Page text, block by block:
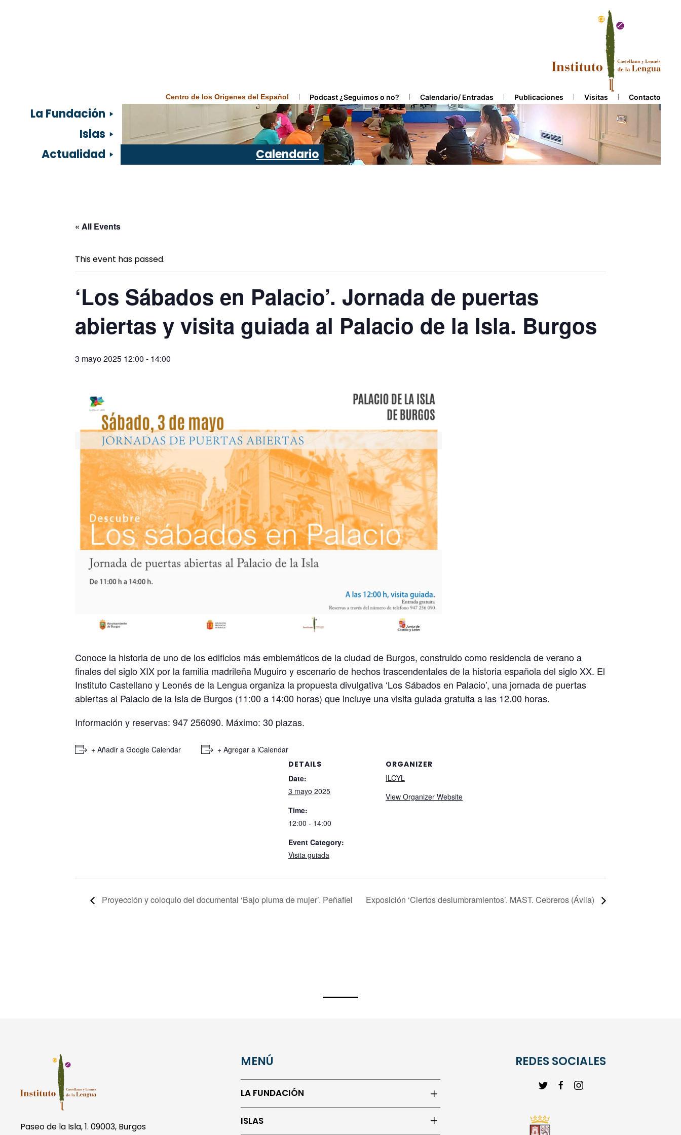
Centro de los Orígenes del Español Podcast ¿Seguimos o no? Calendario/ Entradas Publicaciones Visitas Contacto
La Fundación
Islas
Actualidad
Calendario
« All Events
This event has passed.
‘Los Sábados en Palacio’. Jornada de puertas
abiertas y visita guiada al Palacio de la Isla. Burgos
3 mayo 2025 12:00 - 14:00
Conoce la historia de uno de los edificios más emblemáticos de la ciudad de Burgos, construido como residencia de verano a
finales del siglo XIX por la familia madrileña Muguiro y escenario de hechos trascendentales de la historia española del siglo XX. El
Instituto Castellano y Leonés de la Lengua organiza la propuesta divulgativa ‘Los Sábados en Palacio’, una jornada de puertas
abiertas al Palacio de la Isla de Burgos (11:00 a 14:00 horas) que incluye una visita guiada gratuita a las 12.00 horas.
Información y reservas: 947 256090. Máximo: 30 plazas.
+ Añadir a Google Calendar
+ Agregar a iCalendar
DETAILS
Date:
3 mayo 2025
Time:
12:00 - 14:00
Event Category:
Visita guiada
ORGANIZER
ILCYL
View Organizer Website
Proyección y coloquio del documental ‘Bajo pluma de mujer’. Peñafiel Exposición ‘Ciertos deslumbramientos’. MAST. Cebreros (Ávila)
Paseo de la Isla, 1. 09003, Burgos
MENÚ
LA FUNDACIÓN
ISLAS
REDES SOCIALES